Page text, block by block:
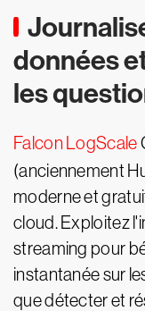
données
les
Falcon LogScale
(anciennement
moderne et
cloud. Exploitez
streaming pour
instantanée sur
que détecter et